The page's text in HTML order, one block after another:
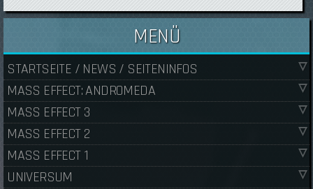
MENÜ
STARTSEITE / NEWS / SEITENINFOS
MASS EFFECT: ANDROMEDA
MASS EFFECT 3
MASS EFFECT 2
MASS EFFECT 1
UNIVERSUM